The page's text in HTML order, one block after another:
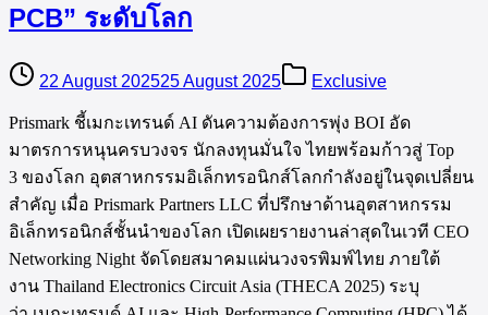
PCB” ระดับโลก
22 August 202525 August 2025 Exclusive
Prismark ชี้เมกะเทรนด์ AI ดันความต้องการพุ่ง BOI อัด
มาตรการหนุนครบวงจร นักลงทุนมั่นใจ ไทยพร้อมก้าวสู่ Top
3 ของโลก อุตสาหกรรมอิเล็กทรอนิกส์โลกกำลังอยู่ในจุดเปลี่ยน
สำคัญ เมื่อ Prismark Partners LLC ที่ปรึกษาด้านอุตสาหกรรม
อิเล็กทรอนิกส์ชั้นนำของโลก เปิดเผยรายงานล่าสุดในเวที CEO
Networking Night จัดโดยสมาคมแผ่นวงจรพิมพ์ไทย ภายใต้
งาน Thailand Electronics Circuit Asia (THECA 2025) ระบุ